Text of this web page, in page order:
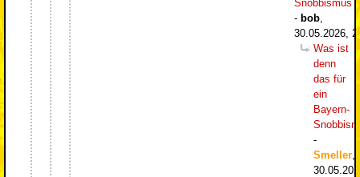
- bob
30.05.2026,
Was ist
denn
das für
ein
Bayern-
-
Smeller